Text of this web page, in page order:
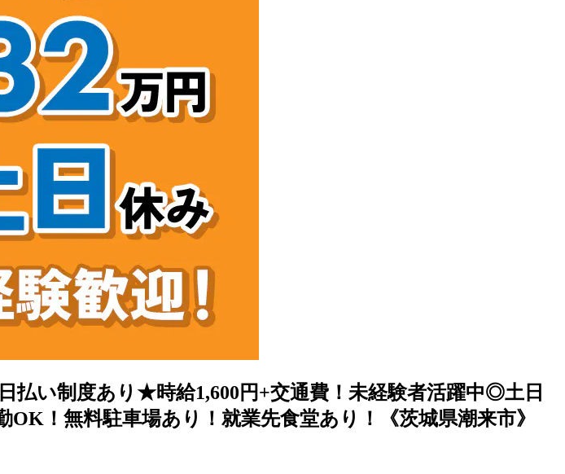
い制度あり★時給1,600円+交通費！未経験者活躍中◎土日
！無料駐車場あり！就業先食堂あり！《茨城県潮来市》